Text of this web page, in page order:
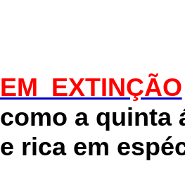
EM EXTINÇÃO
como a quinta
e rica em